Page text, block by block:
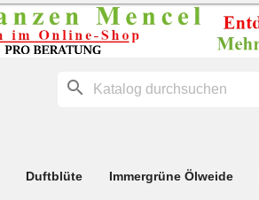
search
Duftblüte Immergrüne Ölweide